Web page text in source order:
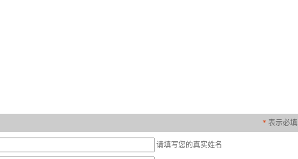
* 表示必填
请填写您的真实姓名